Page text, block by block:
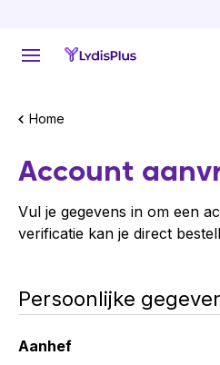
Home
Account
Vul je gegevens in om een
verificatie kan je direct
Persoonlijke
Aanhef